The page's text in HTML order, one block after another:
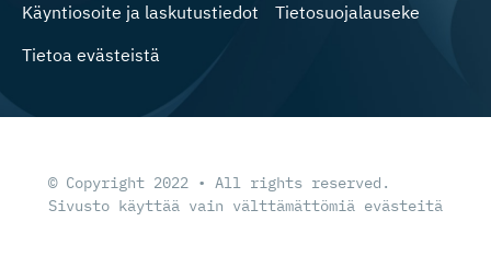
Käyntiosoite ja laskutustiedot
Tietosuojalauseke
Tietoa evästeistä
© Copyright 2022 • All rights reserved.
Sivusto käyttää vain välttämättömiä evästeitä